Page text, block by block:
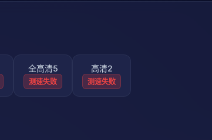
全高清5
测速失败
高清2
测速失败